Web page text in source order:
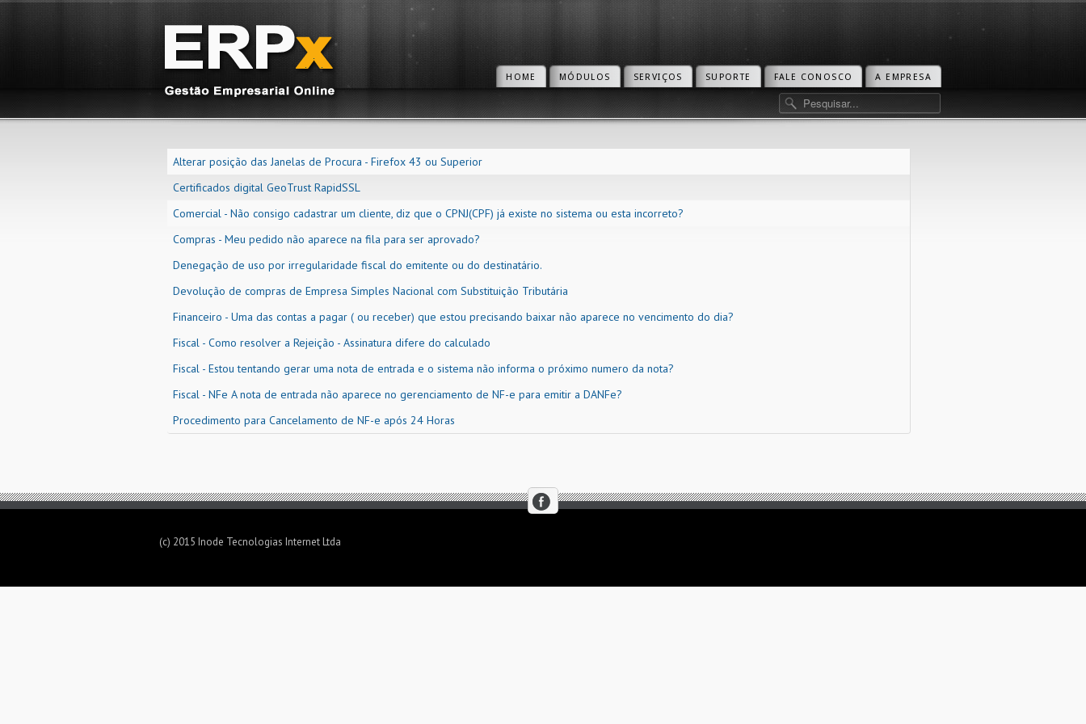
HOME MÓDULOS SERVIÇOS SUPORTE FALE CONOSCO A EMPRESA
Alterar posição das Janelas de Procura - Firefox 43 ou Superior
Certificados digital GeoTrust RapidSSL
Comercial - Não consigo cadastrar um cliente, diz que o CPNJ(CPF) já existe no sistema ou esta incorreto?
Compras - Meu pedido não aparece na fila para ser aprovado?
Denegação de uso por irregularidade fiscal do emitente ou do destinatário.
Devolução de compras de Empresa Simples Nacional com Substituição Tributária
Financeiro - Uma das contas a pagar ( ou receber) que estou precisando baixar não aparece no vencimento do dia?
Fiscal - Como resolver a Rejeição - Assinatura difere do calculado
Fiscal - Estou tentando gerar uma nota de entrada e o sistema não informa o próximo numero da nota?
Fiscal - NFe A nota de entrada não aparece no gerenciamento de NF-e para emitir a DANFe?
Procedimento para Cancelamento de NF-e após 24 Horas
(c) 2015 Inode Tecnologias Internet Ltda